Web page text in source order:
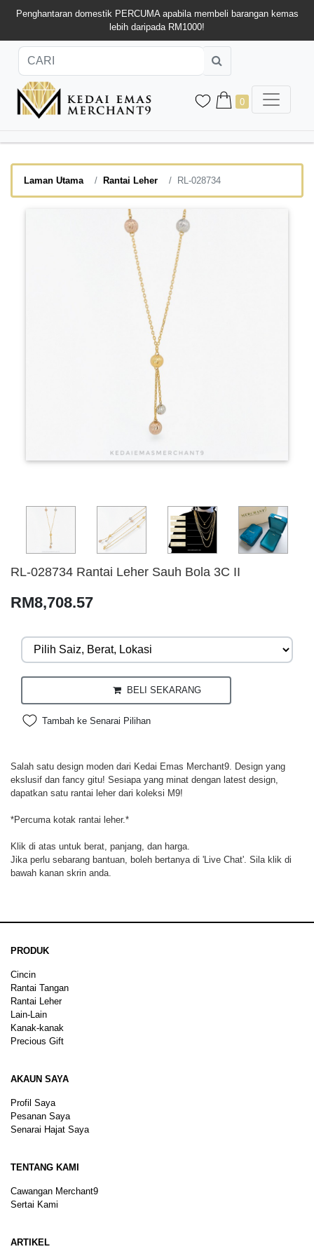
Penghantaran domestik PERCUMA apabila membeli barangan kemas
lebih daripada RM1000!
0
Laman Utama Rantai Leher RL-028734
RL-028734 Rantai Leher Sauh Bola 3C II
RM8,708.57
BELI SEKARANG
Tambah ke Senarai Pilihan
Salah satu design moden dari Kedai Emas Merchant9. Design yang
ekslusif dan fancy gitu! Sesiapa yang minat dengan latest design,
dapatkan satu rantai leher dari koleksi M9!
*Percuma kotak rantai leher.*
Klik di atas untuk berat, panjang, dan harga.
Jika perlu sebarang bantuan, boleh bertanya di 'Live Chat'. Sila klik di
bawah kanan skrin anda.
PRODUK
Cincin
Rantai Tangan
Rantai Leher
Lain-Lain
Kanak-kanak
Precious Gift
AKAUN SAYA
Profil Saya
Pesanan Saya
Senarai Hajat Saya
TENTANG KAMI
Cawangan Merchant9
Sertai Kami
ARTIKEL